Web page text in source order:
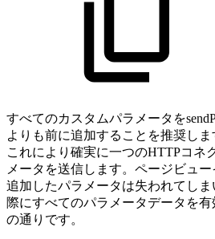
すべてのカスタムパラメータを
よりも前に追加することを推奨しま
これにより確実に一つのHTTPコネ
メータを送信します。ページビュ
追加したパラメータは失われてし
際にすべてのパラメータデータを
の通りです。